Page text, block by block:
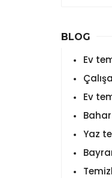
BLOG
Ev
Ev
Yaz